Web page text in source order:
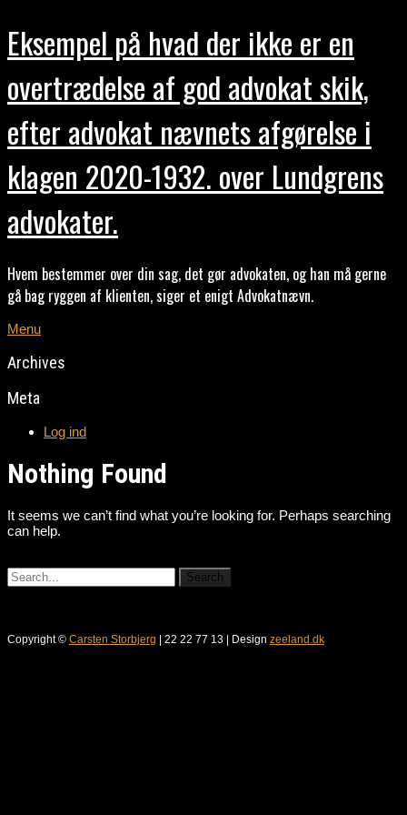
Eksempel på hvad der ikke er en
overtrædelse af god advokat skik,
efter advokat nævnets afgørelse i
klagen 2020-1932. over Lundgrens
advokater.
Hvem bestemmer over din sag, det gør advokaten, og han må gerne
gå bag ryggen af klienten, siger et enigt Advokatnævn.
Menu
Archives
Meta
Log ind
Nothing Found
It seems we can’t find what you’re looking for. Perhaps searching
can help.
Copyright © Carsten Storbjerg | 22 22 77 13 | Design zeeland.dk